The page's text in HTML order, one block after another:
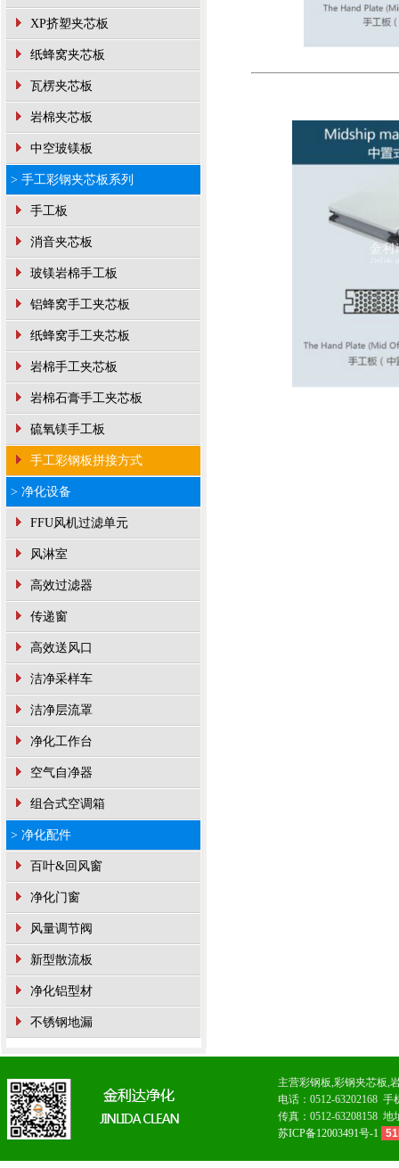
XP挤塑夹芯板
纸蜂窝夹芯板
瓦楞夹芯板
岩棉夹芯板
中空玻镁板
> 手工彩钢夹芯板系列
手工板
消音夹芯板
玻镁岩棉手工板
铝蜂窝手工夹芯板
纸蜂窝手工夹芯板
岩棉手工夹芯板
岩棉石膏手工夹芯板
硫氧镁手工板
手工彩钢板拼接方式
> 净化设备
FFU风机过滤单元
风淋室
高效过滤器
传递窗
高效送风口
洁净采样车
洁净层流罩
净化工作台
空气自净器
组合式空调箱
> 净化配件
百叶&回风窗
净化门窗
风量调节阀
新型散流板
净化铝型材
不锈钢地漏
主营彩钢板,彩钢夹芯板,
电话：0512-63202168
传真：0512-63208158
苏ICP备12003491号-1